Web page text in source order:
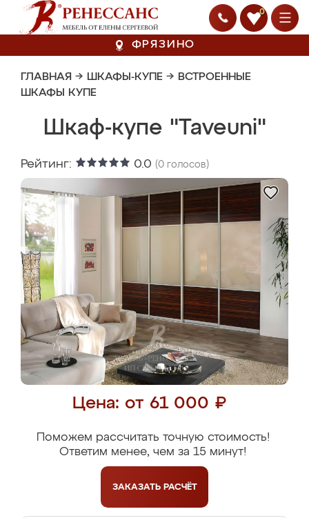
0
ФРЯЗИНО
ГЛАВНАЯ → ШКАФЫ-КУПЕ → ВСТРОЕННЫЕ
ШКАФЫ КУПЕ
Шкаф-купе "Taveuni"
Рейтинг: 0.0 (0 голосов)
Цена: от 61 000 ₽
Поможем рассчитать точную стоимость!
Ответим менее, чем за 15 минут!
ЗАКАЗАТЬ РАСЧЁТ